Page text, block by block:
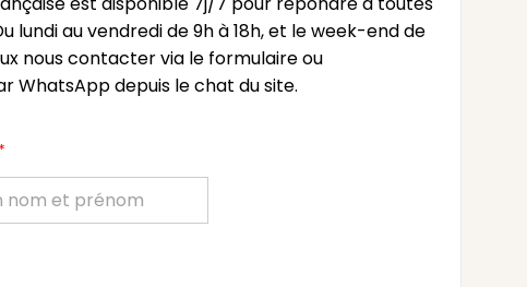
lundi au vendredi de 9h à 18h, et le week-end de
nous contacter via le formulaire ou
WhatsApp depuis le chat du site.
*